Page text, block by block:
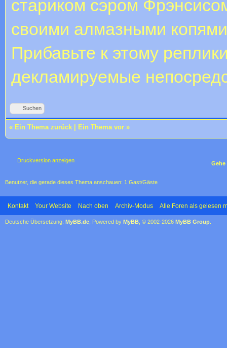
стариком сэром
своими алмазными
Прибавьте к этому
декламируемые
Suchen
« Ein Thema zurück Ein Thema vor »
Druckversion anzeigen Gehe
Benutzer, die gerade dieses Thema anschauen: 1 Gast/Gäste
Kontakt Your Website Nach oben Archiv-Modus Alle Foren als gelesen
Deutsche Übersetzung: MyBB.de , Powered by MyBB , © 2002-2026 MyBB Group